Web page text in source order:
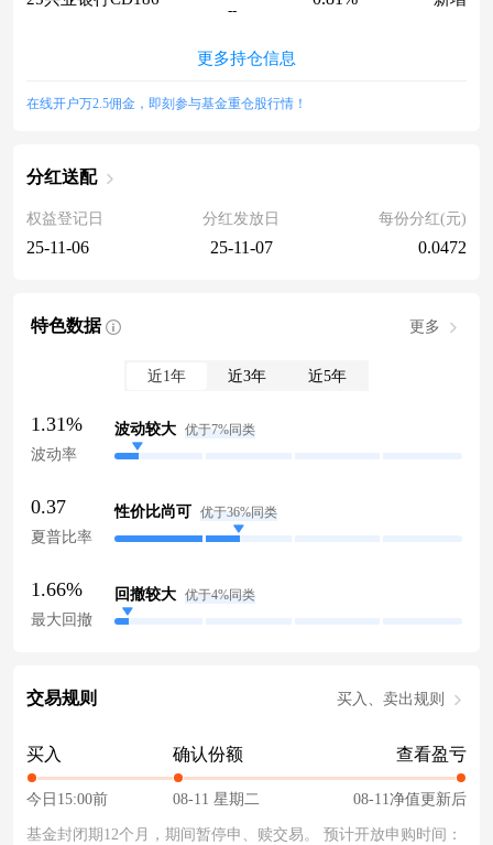
--
更多持仓信息
在线开户万2.5佣金，即刻参与基金重仓股行情！
分红送配
权益登记日
25-11-06
分红发放日
25-11-07
每份分红(元)
0.0472
特色数据 更多
近1年 近3年 近5年
1.31%
波动率
波动较大 优于7%同类
0.37
夏普比率
性价比尚可 优于36%同类
1.66%
最大回撤
回撤较大 优于4%同类
交易规则 买入、卖出规则
买入
今日15:00前
确认份额
08-11 星期二
查看盈亏
08-11净值更新后
基金封闭期12个月，期间暂停申、赎交易。 预计开放申购时间：